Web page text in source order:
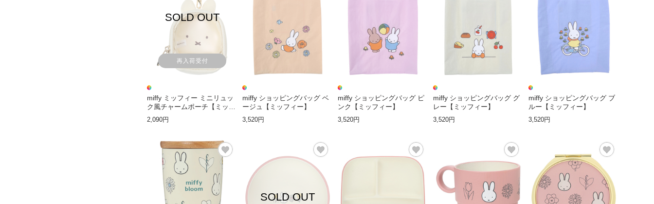
SOLD OUT
再入荷受付
miffy ミッフィー ミニリュッ
ク風チャームポーチ【ミッフ
ィー】
2,090円
miffy ショッピングバッグ ベ
ージュ【ミッフィー】
3,520円
miffy ショッピングバッグ ピ
ンク【ミッフィー】
3,520円
miffy ショッピングバッグ グ
レー【ミッフィー】
3,520円
miffy ショッピングバッグ ブ
ルー【ミッフィー】
3,520円
SOLD OUT